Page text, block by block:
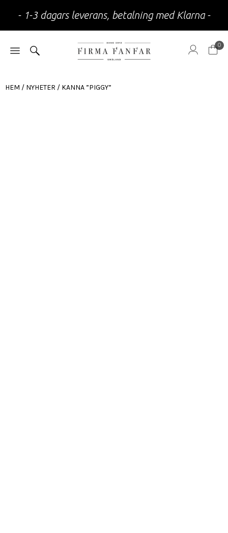
- 1-3 dagars leverans, betalning med Klarna -
0
HEM / NYHETER / KANNA ”PIGGY”